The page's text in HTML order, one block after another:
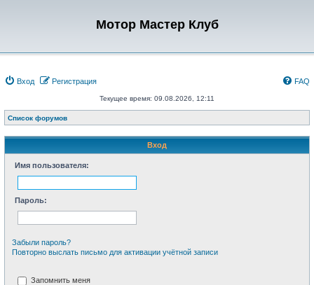
Мотор Мастер Клуб
Вход Регистрация FAQ
Текущее время: 09.08.2026, 12:11
Список форумов
Вход
Имя пользователя:
Пароль:
Забыли пароль?
Повторно выслать письмо для активации учётной записи
Запомнить меня